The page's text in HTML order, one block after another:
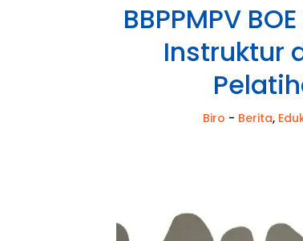
BBPPMPV
Instruktur
Biro - Berita,